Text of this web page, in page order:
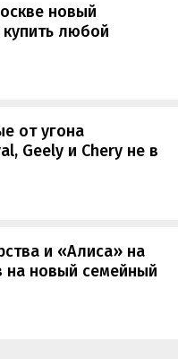
новый
любой
от угона
Geely и Chery не в
и «Алиса» на
на новый семейный